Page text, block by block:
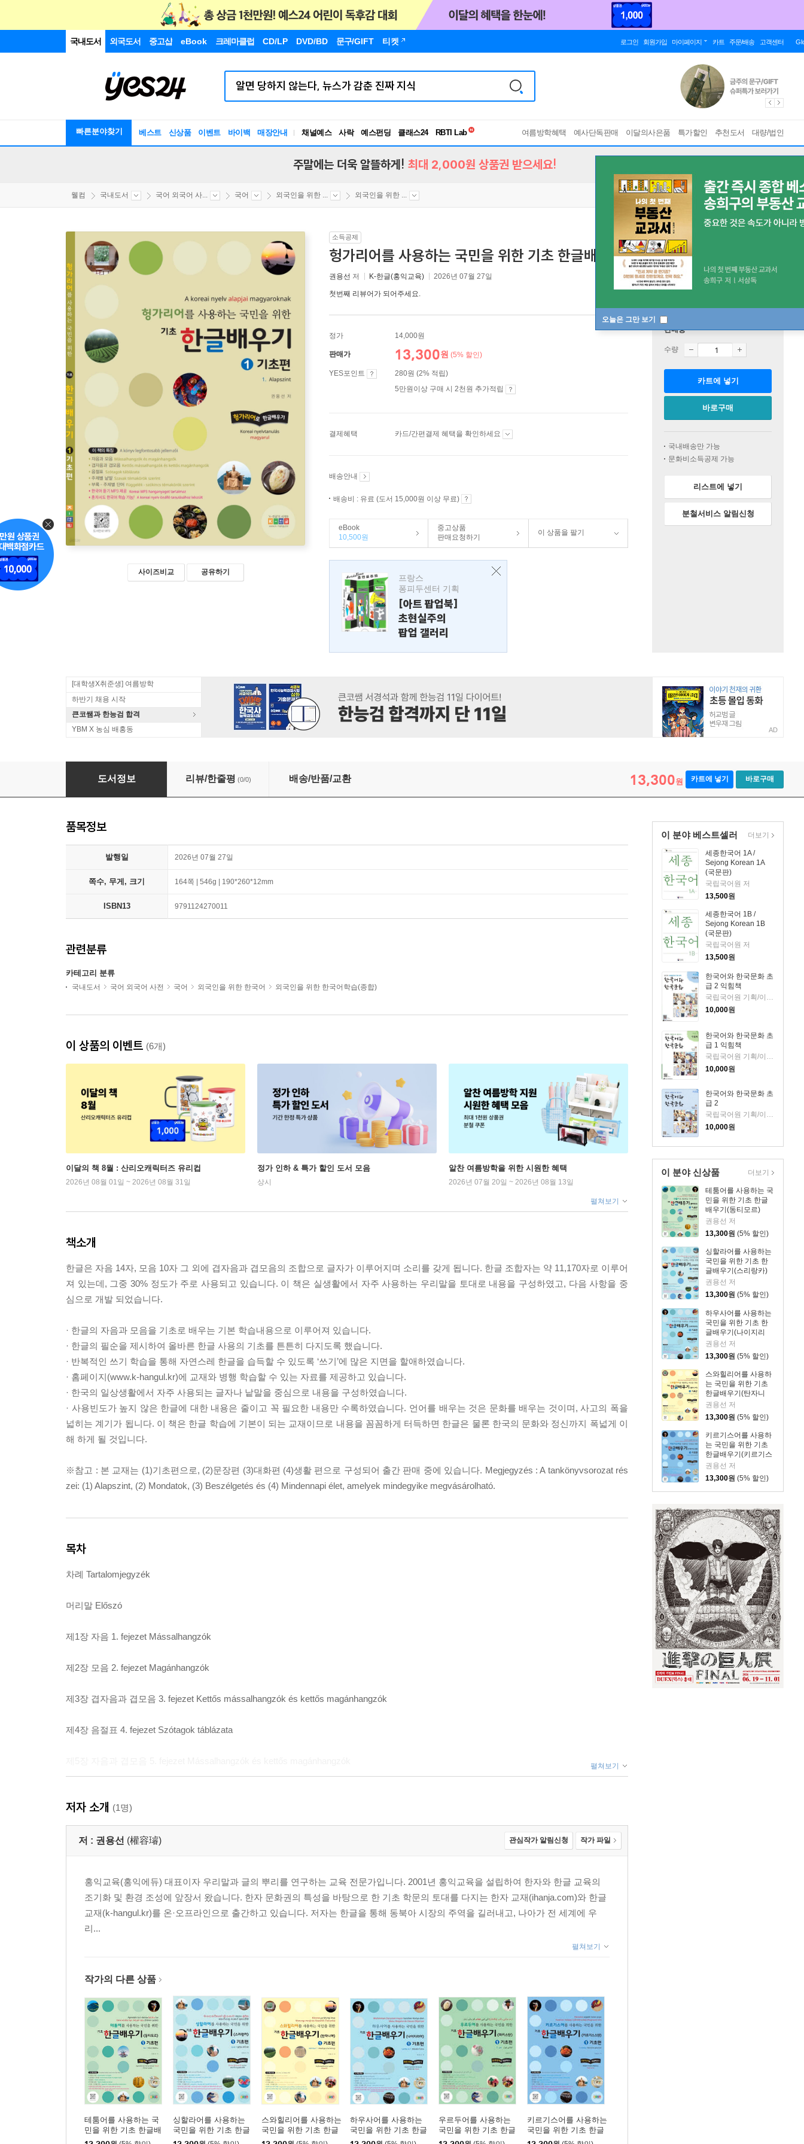
국내도서 외국도서 중고샵 eBook 크레마클럽 CD/LP DVD/BD 문구/GIFT 티켓 로그인 회원가입 마이페이지 카트 주문/배송 고객센터
빠른분야찾기 베스트 신상품 이벤트 바이백 매장안내 채널예스 사락 예스펀딩 클래스24
독서유형검사
여름방학혜택 예사단독판매 이달의사은품 특가할인 추천도서 대량/법인
오늘은 그만 보기
주말에는 더욱 알뜰하게! 최대 2,000원 상품권 받으세요!
웰컴 국내도서 국어 외국어 사... 국어 외국인을 위한 ... 외국인을 위한 ...
사이즈비교 공유하기
소득공제
헝가리어를 사용하는 국민을 위한 기초 한글배우기 헝가리어로 한글배우기
권용선 저 K-한글(홍익교육) 2026년 07월 27일
첫번째 리뷰어가 되어주세요.
정가 14,000원
판매가 13,300원 (5% 할인)
YES포인트
280원 (2% 적립)
5만원이상 구매 시 2천원 추가적립
결제혜택 카드/간편결제 혜택을 확인하세요
배송안내
배송비 : 유료 (도서 15,000원 이상 무료)
eBook
10,500원
중고상품
판매요청하기
이 상품을 팔기
프랑스
퐁피두센터 기획
[아트 팝업북]
초현실주의
팝업 갤러리
판매중
수량
카트에 넣기
바로구매
국내배송만 가능
문화비소득공제 가능
리스트에 넣기
분철서비스 알림신청
[대학생X취준생] 여름방학
하반기 채용 시작
큰코쌤과 한능검 합격
YBM X 농심 배홍동
AD
헝가리어를 사용하는 국민을 위한 기초 한글배우기
도서정보 리뷰/한줄평 (0/0) 배송/반품/교환 13,300원 카트에 넣기 바로구매
이 분야 베스트셀러
세종한국어 1A /
Sejong Korean 1A
(국문판)
국립국어원 저
13,500원
세종한국어 1B /
Sejong Korean 1B
(국문판)
국립국어원 저
13,500원
한국어와 한국문화 초
급 2 익힘책
국립국어원 기획/이미혜 등저
10,000원
한국어와 한국문화 초
급 1 익힘책
국립국어원 기획/이미혜 등저
10,000원
한국어와 한국문화 초
급 2
10,000원
더보기
이 분야 신상품
테툼어를 사용하는 국
민을 위한 기초 한글
배우기(동티모르)
권용선 저
13,300원 (5% 할인)
싱할라어를 사용하는
국민을 위한 기초 한
글배우기(스리랑카)
권용선 저
13,300원 (5% 할인)
하우사어를 사용하는
국민을 위한 기초 한
글배우기(나이지리
아) 1: 기초편
권용선 저
13,300원 (5% 할인)
스와힐리어를 사용하
는 국민을 위한 기초
한글배우기(탄자니
아) 1: 기초편
권용선 저
13,300원 (5% 할인)
키르기스어를 사용하
는 국민을 위한 기초
한글배우기(키르기스
스탄) 1: 기초편
권용선 저
13,300원 (5% 할인)
더보기
품목정보
발행일 2026년 07월 27일
쪽수, 무게, 크기 164쪽 | 546g | 190*260*12mm
ISBN13 9791124270011
관련분류
카테고리 분류
국내도서 국어 외국어 사전 국어 외국인을 위한 한국어 외국인을 위한 한국어학습(종합)
이 상품의 이벤트 (6개)
이달의 책 8월 : 산리오캐릭터즈 유리컵
2026년 08월 01일 ~ 2026년 08월 31일
정가 인하 & 특가 할인 도서 모음
상시
알찬 여름방학을 위한 시원한 혜택
2026년 07월 20일 ~ 2026년 08월 13일
펼쳐보기
책소개
한글은 자음 14자, 모음 10자 그 외에 겹자음과 겹모음의 조합으로 글자가 이루어지며 소리를 갖게 됩니다. 한글 조합자는 약 11,170자로 이루어
져 있는데, 그중 30% 정도가 주로 사용되고 있습니다. 이 책은 실생활에서 자주 사용하는 우리말을 토대로 내용을 구성하였고, 다음 사항을 중
심으로 개발 되었습니다.
· 한글의 자음과 모음을 기초로 배우는 기본 학습내용으로 이루어져 있습니다.
· 한글의 필순을 제시하여 올바른 한글 사용의 기초를 튼튼히 다지도록 했습니다.
· 반복적인 쓰기 학습을 통해 자연스레 한글을 습득할 수 있도록 ‘쓰기’에 많은 지면을 할애하였습니다.
· 홈페이지(www.k-hangul.kr)에 교재와 병행 학습할 수 있는 자료를 제공하고 있습니다.
· 한국의 일상생활에서 자주 사용되는 글자나 낱말을 중심으로 내용을 구성하였습니다.
· 사용빈도가 높지 않은 한글에 대한 내용은 줄이고 꼭 필요한 내용만 수록하였습니다. 언어를 배우는 것은 문화를 배우는 것이며, 사고의 폭을
넓히는 계기가 됩니다. 이 책은 한글 학습에 기본이 되는 교재이므로 내용을 꼼꼼하게 터득하면 한글은 물론 한국의 문화와 정신까지 폭넓게 이
해 하게 될 것입니다.
※참고 : 본 교재는 (1)기초편으로, (2)문장편 (3)대화편 (4)생활 편으로 구성되어 출간 판매 중에 있습니다. Megjegyzés : A tankönyvsorozat rés
zei: (1) Alapszint, (2) Mondatok, (3) Beszélgetés és (4) Mindennapi élet, amelyek mindegyike megvásárolható.
목차
차례 Tartalomjegyzék
머리말 Előszó
제1장 자음 1. fejezet Mássalhangzók
제2장 모음 2. fejezet Magánhangzók
제3장 겹자음과 겹모음 3. fejezet Kettős mássalhangzók és kettős magánhangzók
제4장 음절표 4. fejezet Szótagok táblázata
부록 주제별 단어 Függelék - szókincs témakörök szerint
펼쳐보기
저자 소개 (1명)
저 : 권용선 (權容璿) 관심작가 알림신청 작가 파일
홍익교육(홍익에듀) 대표이자 우리말과 글의 뿌리를 연구하는 교육 전문가입니다. 2001년 홍익교육을 설립하여 한자와 한글 교육의
조기화 및 환경 조성에 앞장서 왔습니다. 한자 문화권의 특성을 바탕으로 한 기초 학문의 토대를 다지는 한자 교재(ihanja.com)와 한글
교재(k-hangul.kr)를 온·오프라인으로 출간하고 있습니다. 저자는 한글을 통해 동북아 시장의 주역을 길러내고, 나아가 전 세계에 우
리...
펼쳐보기
작가의 다른 상품
테툼어를 사용하는 국
민을 위한 기초 한글배
우기(동티모르)
싱할라어를 사용하는
국민을 위한 기초 한글
배우기(스리랑카)
스와힐리어를 사용하는
국민을 위한 기초 한글
배우기(탄자니아) 1: 기
하우사어를 사용하는
국민을 위한 기초 한글
배우기(나이지리아) 1:
우르두어를 사용하는
국민을 위한 기초 한글
배우기(파키스탄) 1: 기
키르기스어를 사용하는
국민을 위한 기초 한글
배우기(키르기스스탄)